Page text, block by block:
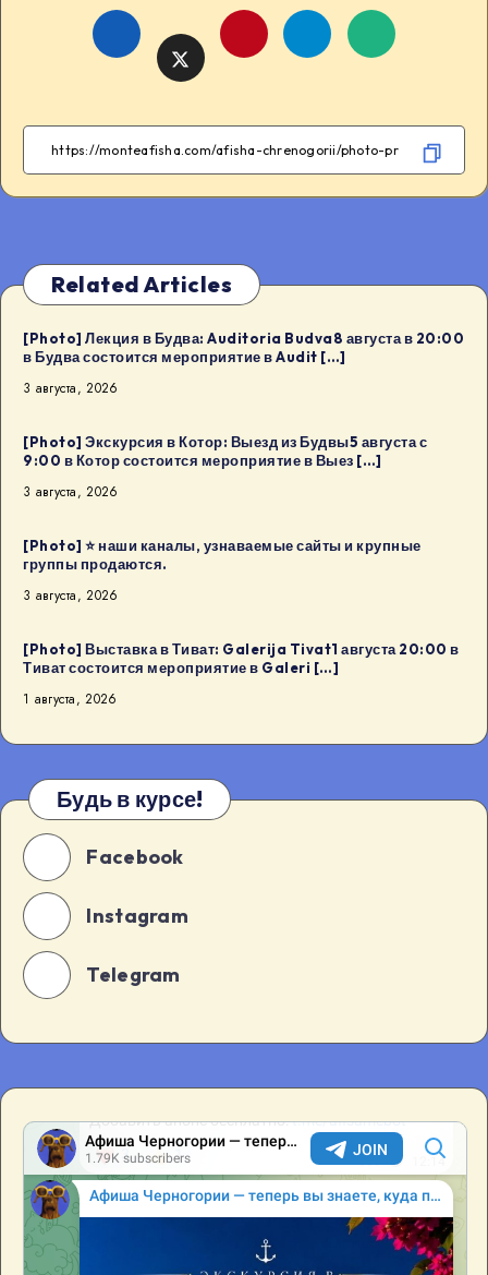
Share
Facebook
Share
Twitter
Share
Telegram
Share
WhatsApp
Related Articles
[Photo] Лекция в Будва: Auditoria Budva8 августа в 20:00
в Будва состоится мероприятие в Audit […]
3 августа, 2026
[Photo] Экскурсия в Котор: Выезд из Будвы5 августа с
9:00 в Котор состоится мероприятие в Выез […]
3 августа, 2026
[Photo] ⭐️ наши каналы, узнаваемые сайты и крупные
группы продаются.
3 августа, 2026
[Photo] Выставка в Тиват: Galerija Tivat1 августа 20:00 в
Тиват состоится мероприятие в Galeri […]
1 августа, 2026
Будь в курсе!
Facebook
Instagram
Telegram